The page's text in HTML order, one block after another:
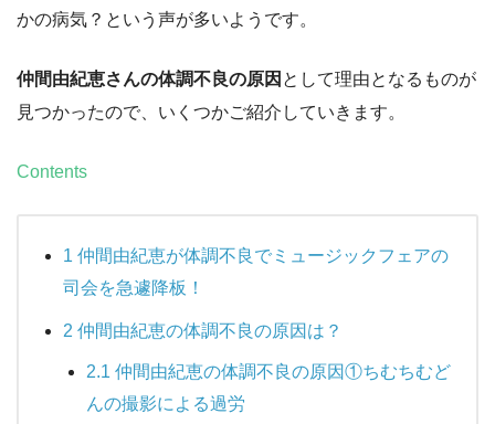
かの病気？という声が多いようです。
仲間由紀恵さんの体調不良の原因 として理由となるものが
見つかったので、いくつかご紹介していきます。
Contents
1 仲間由紀恵が体調不良でミュージックフェアの
司会を急遽降板！
2 仲間由紀恵の体調不良の原因は？
2.1 仲間由紀恵の体調不良の原因①ちむちむど
んの撮影による過労